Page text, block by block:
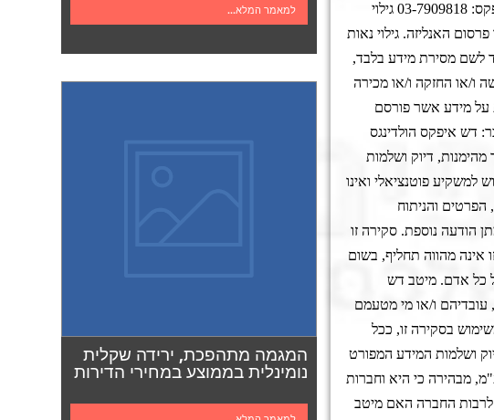
למאמר המלא...
המגמה מתהפכת, ירידה שקלית
נומינלית בממוצע במחירי הדירות
ברוקראז' בע"מ. מרחוב ששת הימים 30, בני ברק. טלפון: 03-7903784; פקס: 03-7909818 גילוי
האנליזה. גילוי נאות
לשם מסירת מידע בלבד,
ו/או החזקה ו/או מכירה
על מידע אשר פורסם
דש איפקס הולדינגס
דיוק ושלמות
למשקיע פוטנציאלי ואינו
הפרטים והניתוח
הודעה נוספת. סקירה זו
מהווה תחליף, בשום
כל אדם. מיטב דש
ו/או מי מטעמם
בסקירה זו, ככל
ושלמות המידע המפורט
מבהירה כי היא וחברות
לרבות החברה האם מיטב